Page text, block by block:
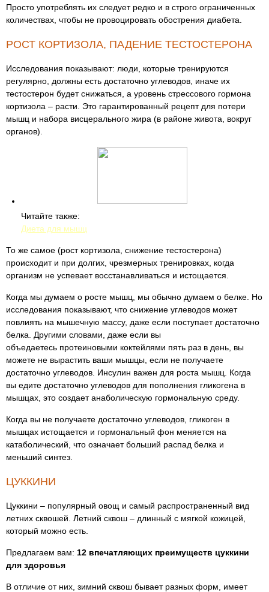
Просто употреблять их следует редко и в строго ограниченных
количествах, чтобы не провоцировать обострения диабета.
РОСТ КОРТИЗОЛА, ПАДЕНИЕ ТЕСТОСТЕРОНА
Исследования показывают: люди, которые тренируются
регулярно, должны есть достаточно углеводов, иначе их
тестостерон будет снижаться, а уровень стрессового гормона
кортизола – расти. Это гарантированный рецепт для потери
мышц и набора висцерального жира (в районе живота, вокруг
органов).
Читайте также:
Диета для мышц
То же самое (рост кортизола, снижение тестостерона)
происходит и при долгих, чрезмерных тренировках, когда
организм не успевает восстанавливаться и истощается.
Когда мы думаем о росте мышц, мы обычно думаем о белке. Но
исследования показывают, что снижение углеводов может
повлиять на мышечную массу, даже если поступает достаточно
белка. Другими словами, даже если вы
объедаетесь протеиновыми коктейлями пять раз в день, вы
можете не вырастить ваши мышцы, если не получаете
достаточно углеводов. Инсулин важен для роста мышц. Когда
вы едите достаточно углеводов для пополнения гликогена в
мышцах, это создает анаболическую гормональную среду.
Когда вы не получаете достаточно углеводов, гликоген в
мышцах истощается и гормональный фон меняется на
катаболический, что означает больший распад белка и
меньший синтез.
ЦУККИНИ
Цуккини – популярный овощ и самый распространенный вид
летних сквошей. Летний сквош – длинный с мягкой кожицей,
который можно есть.
Предлагаем вам: 12 впечатляющих преимуществ цуккини
для здоровья
В отличие от них, зимний сквош бывает разных форм, имеет